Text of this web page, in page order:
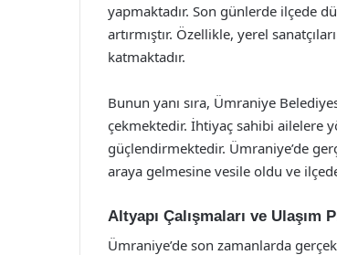
yapmaktadır. Son günlerde ilçede
artırmıştır. Özellikle, yerel
katmaktadır.
Bunun yanı sıra, Ümraniye
çekmektedir. İhtiyaç sahibi ailelere
güçlendirmektedir. Ümraniye’de
araya gelmesine vesile oldu ve
Altyapı Çalışmaları ve Ulaşım
Ümraniye’de son zamanlarda